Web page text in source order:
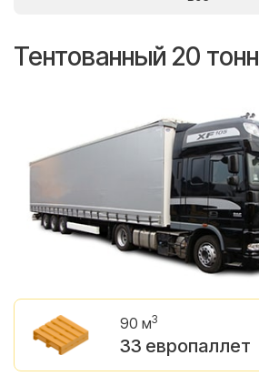
Тентованный 20 тонн
90 м3
33 европаллет